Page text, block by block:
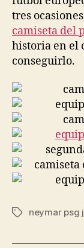
tres
camiseta del
historia en el
conseguirlo.
Etiquetas
neymar psg